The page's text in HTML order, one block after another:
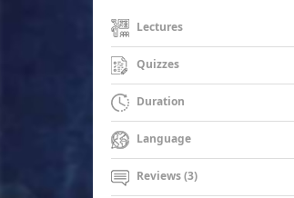
Lectures
Quizzes
Duration
Language
Reviews (3)